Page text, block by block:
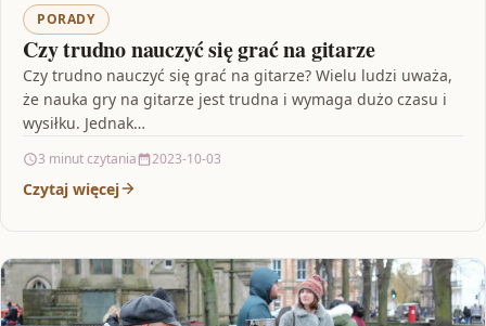
PORADY
Czy trudno nauczyć się grać na gitarze
Czy trudno nauczyć się grać na gitarze? Wielu ludzi uważa,
że nauka gry na gitarze jest trudna i wymaga dużo czasu i
wysiłku. Jednak…
3 minut czytania 2023-10-03
Czytaj więcej